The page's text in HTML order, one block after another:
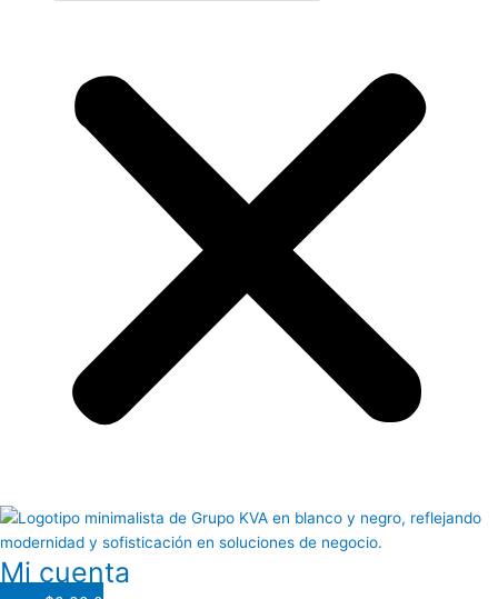
Mi cuenta